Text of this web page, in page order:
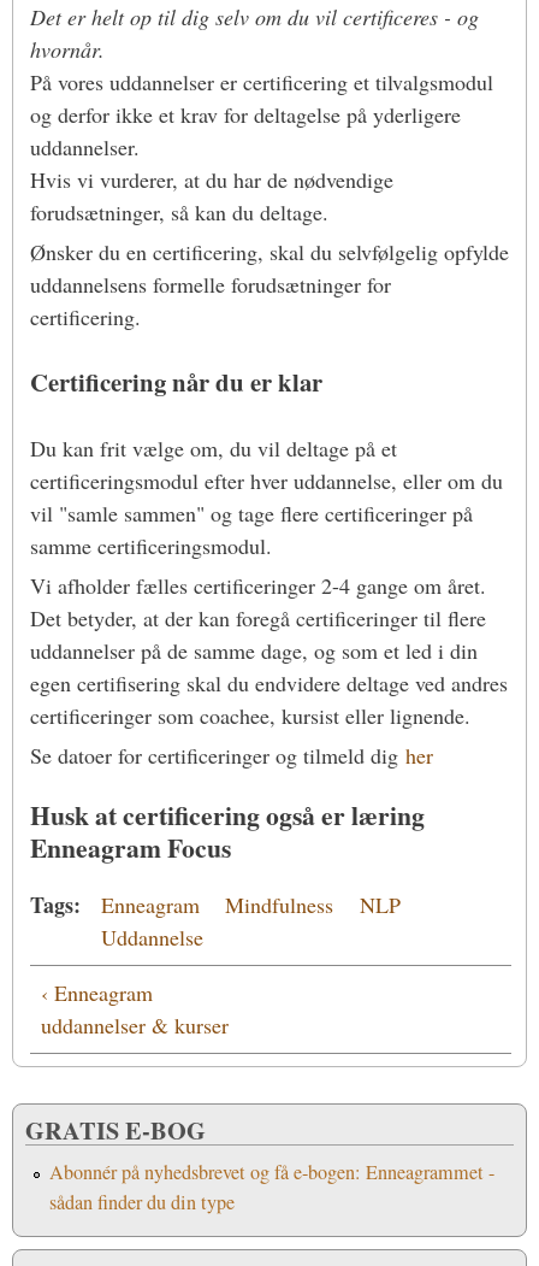
Det er helt op til dig selv om du vil certificeres - og
hvornår.
På vores uddannelser er certificering et tilvalgsmodul
og derfor ikke et krav for deltagelse på yderligere
uddannelser.
Hvis vi vurderer, at du har de nødvendige
forudsætninger, så kan du deltage.
Ønsker du en certificering, skal du selvfølgelig opfylde
uddannelsens formelle forudsætninger for
certificering.
Certificering når du er klar
Du kan frit vælge om, du vil deltage på et
certificeringsmodul efter hver uddannelse, eller om du
vil "samle sammen" og tage flere certificeringer på
samme certificeringsmodul.
Vi afholder fælles certificeringer 2-4 gange om året.
Det betyder, at der kan foregå certificeringer til flere
uddannelser på de samme dage, og som et led i din
egen certifisering skal du endvidere deltage ved andres
certificeringer som coachee, kursist eller lignende.
Se datoer for certificeringer og tilmeld dig her
Husk at certificering også er læring
Enneagram Focus
Tags: Enneagram Mindfulness
NLP
Uddannelse
‹ Enneagram
uddannelser & kurser
GRATIS E-BOG
Abonnér på nyhedsbrevet og få e-bogen: Enneagrammet -
sådan finder du din type